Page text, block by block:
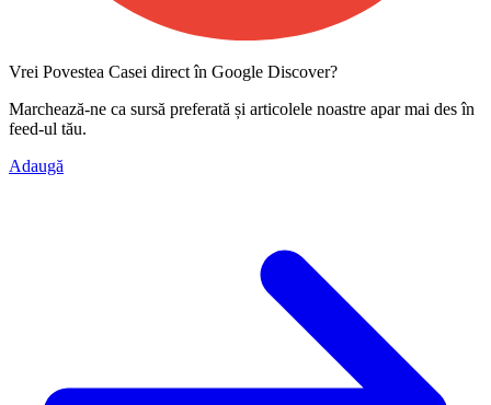
Vrei Povestea Casei direct în Google Discover?
Marchează-ne ca sursă preferată și articolele noastre apar mai des în
feed-ul tău.
Adaugă